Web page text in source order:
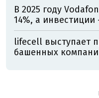
В 2025 году
14%, а инвестиции
lifecell выступает
башенных